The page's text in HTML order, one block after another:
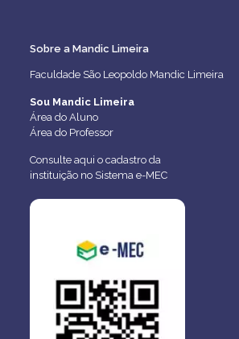
Sobre a Mandic Limeira
Faculdade São Leopoldo Mandic Limeira
Sou Mandic Limeira
Área do Aluno
Área do Professor
Consulte aqui o cadastro da
instituição no Sistema e-MEC